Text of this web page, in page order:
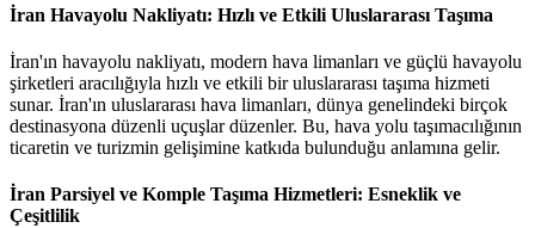
İran Havayolu Nakliyatı: Hızlı ve Etkili Uluslararası Taşıma
İran'ın havayolu nakliyatı, modern hava limanları ve güçlü havayolu
şirketleri aracılığıyla hızlı ve etkili bir uluslararası taşıma hizmeti
sunar. İran'ın uluslararası hava limanları, dünya genelindeki birçok
destinasyona düzenli uçuşlar düzenler. Bu, hava yolu taşımacılığının
ticaretin ve turizmin gelişimine katkıda bulunduğu anlamına gelir.
İran Parsiyel ve Komple Taşıma Hizmetleri: Esneklik ve
Çeşitlilik